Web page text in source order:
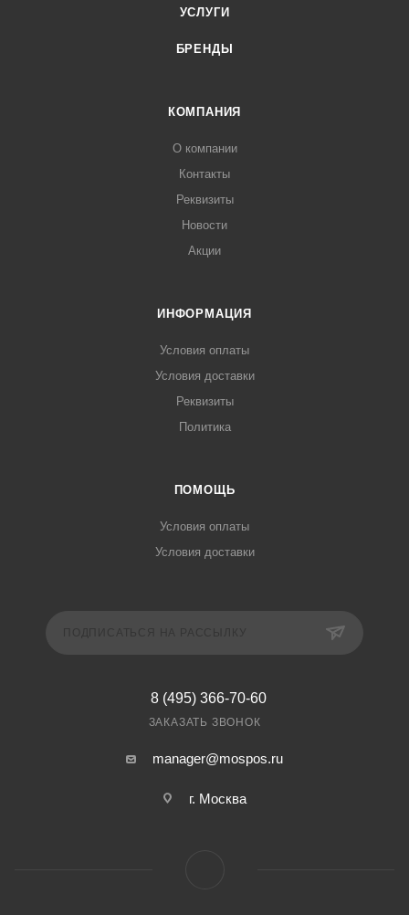
УСЛУГИ
БРЕНДЫ
КОМПАНИЯ
О компании
Контакты
Реквизиты
Новости
Акции
ИНФОРМАЦИЯ
Условия оплаты
Условия доставки
Реквизиты
Политика
ПОМОЩЬ
Условия оплаты
Условия доставки
8 (495) 366-70-60
ЗАКАЗАТЬ ЗВОНОК
manager@mospos.ru
г. Москва